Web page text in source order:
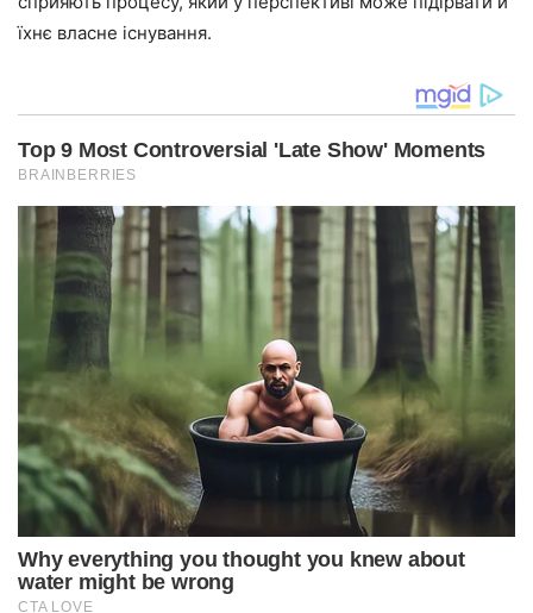
їхнє власне існування.